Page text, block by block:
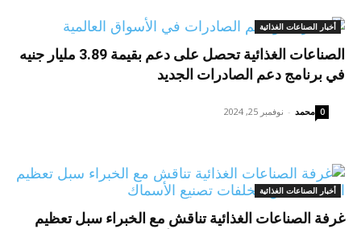
أخبار الصناعات الغذائية
الصناعات الغذائية تحصل على دعم بقيمة 3.89 مليار جنيه
في برنامج دعم الصادرات الجديد
محمد - نوفمبر 25, 2024 0
أخبار الصناعات الغذائية
غرفة الصناعات الغذائية تناقش مع الخبراء سبل تعظيم